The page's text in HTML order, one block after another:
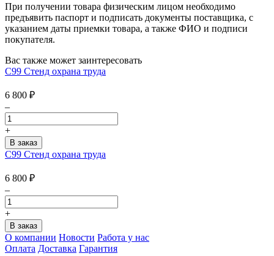
При получении товара физическим лицом необходимо
предъявить паспорт и подписать документы поставщика, с
указанием даты приемки товара, а также ФИО и подписи
покупателя.
Вас также может заинтересовать
С99 Стенд охрана труда
6 800 ₽
–
+
С99 Стенд охрана труда
6 800 ₽
–
+
О компании Новости Работа у нас
Оплата Доставка Гарантия